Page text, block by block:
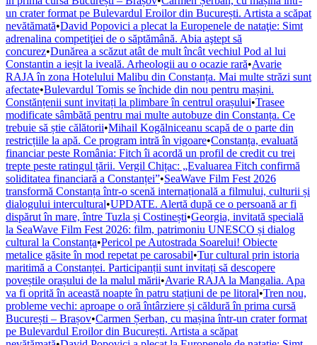
un crater format pe Bulevardul Eroilor din București. Artista a scăpat
nevătămată•David Popovici a plecat la Europenele de nataţie: Simt
adrenalina competiţiei de o săptămână. Abia aştept să
concurez•Dunărea a scăzut atât de mult încât vechiul Pod al lui
Constantin a ieșit la iveală. Arheologii au o ocazie rară•Avarie
RAJA în zona Hotelului Malibu din Constanța. Mai multe străzi sunt
afectate•Bulevardul Tomis se închide din nou pentru mașini.
Constănțenii sunt invitați la plimbare în centrul orașului•Trasee
modificate sâmbătă pentru mai multe autobuze din Constanța. Ce
trebuie să știe călătorii•Mihail Kogălniceanu scapă de o parte din
restricțiile la apă. Ce program intră în vigoare•Constanța, evaluată
financiar peste România: Fitch îi acordă un profil de credit cu trei
trepte peste ratingul țării. Vergil Chițac: „Evaluarea Fitch confirmă
soliditatea financiară a Constanței”•SeaWave Film Fest 2026
transformă Constanța într-o scenă internațională a filmului, culturii și
dialogului intercultural•UPDATE. Alertă după ce o persoană ar fi
dispărut în mare, între Tuzla și Costinești•Georgia, invitată specială
la SeaWave Film Fest 2026: film, patrimoniu UNESCO și dialog
cultural la Constanța•Pericol pe Autostrada Soarelui! Obiecte
metalice găsite în mod repetat pe carosabil•Tur cultural prin istoria
maritimă a Constanței. Participanții sunt invitați să descopere
poveștile orașului de la malul mării•Avarie RAJA la Mangalia. Apa
va fi oprită în această noapte în patru stațiuni de pe litoral•Tren nou,
probleme vechi: aproape o oră întârziere și căldură în prima cursă
București – Brașov•Carmen Șerban, cu mașina într-un crater format
pe Bulevardul Eroilor din București. Artista a scăpat